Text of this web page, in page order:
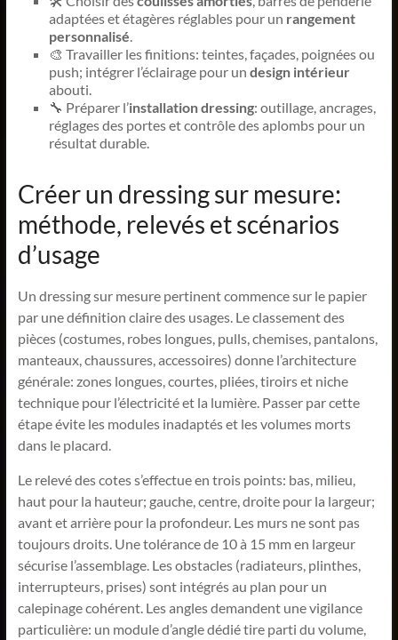
adaptées et étagères réglables pour un rangement
personnalisé.
🎨 Travailler les finitions: teintes, façades, poignées ou
push; intégrer l’éclairage pour un design intérieur
abouti.
🔧 Préparer l’installation dressing: outillage, ancrages,
réglages des portes et contrôle des aplombs pour un
résultat durable.
Créer un dressing sur mesure:
méthode, relevés et scénarios
d’usage
Un dressing sur mesure pertinent commence sur le papier
par une définition claire des usages. Le classement des
pièces (costumes, robes longues, pulls, chemises, pantalons,
manteaux, chaussures, accessoires) donne l’architecture
générale: zones longues, courtes, pliées, tiroirs et niche
technique pour l’électricité et la lumière. Passer par cette
étape évite les modules inadaptés et les volumes morts
dans le placard.
Le relevé des cotes s’effectue en trois points: bas, milieu,
haut pour la hauteur; gauche, centre, droite pour la largeur;
avant et arrière pour la profondeur. Les murs ne sont pas
toujours droits. Une tolérance de 10 à 15 mm en largeur
sécurise l’assemblage. Les obstacles (radiateurs, plinthes,
interrupteurs, prises) sont intégrés au plan pour un
calepinage cohérent. Les angles demandent une vigilance
particulière: un module d’angle dédié tire parti du volume,